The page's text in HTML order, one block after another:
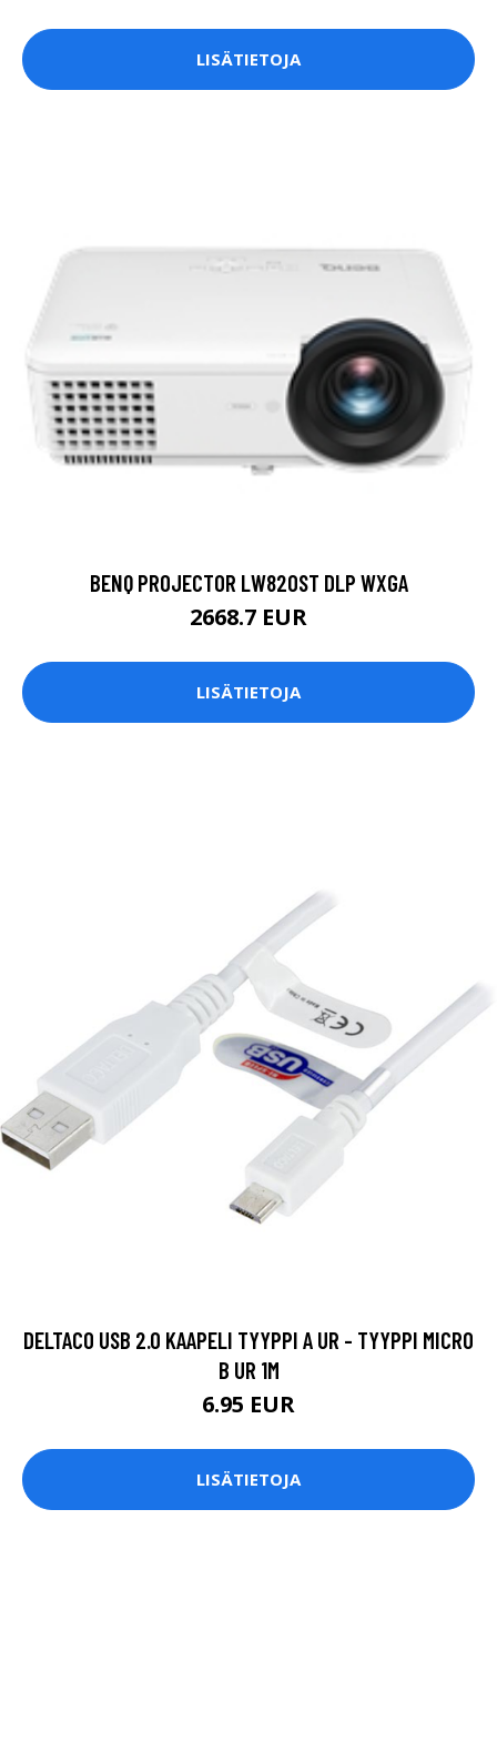
LISÄTIETOJA
BENQ PROJECTOR LW820ST DLP WXGA
2668.7 EUR
LISÄTIETOJA
DELTACO USB 2.0 KAAPELI TYYPPI A UR - TYYPPI MICRO
B UR 1M
6.95 EUR
LISÄTIETOJA